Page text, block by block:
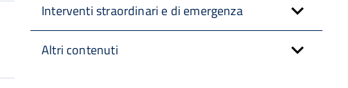
Interventi straordinari e di emergenza
Altri contenuti